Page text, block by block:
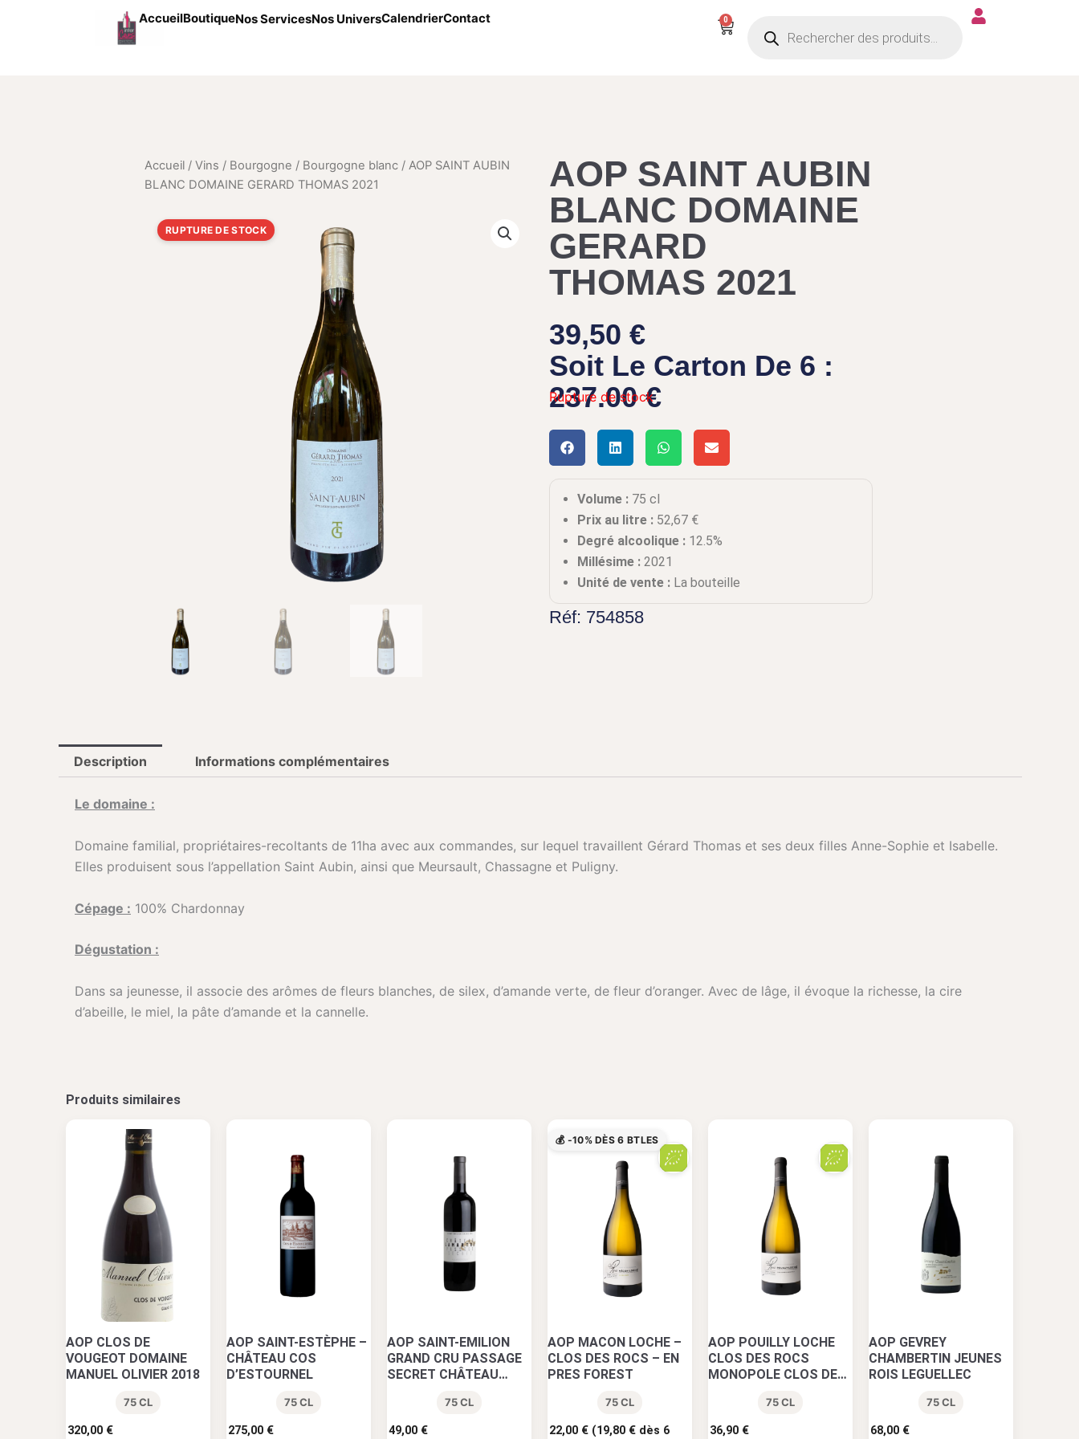
AccueilBoutiqueNos ServicesNos UniversCalendrierContact 0Panier
AOP SAINT AUBIN
BLANC DOMAINE
GERARD
THOMAS 2021
39,50 €
Soit Le Carton De 6 :
237.00 €
Rupture de stock
Volume : 75 cl
Prix au litre : 52,67 €
Degré alcoolique : 12.5%
Millésime : 2021
Unité de vente : La bouteille
Réf: 754858
Accueil / Vins / Bourgogne / Bourgogne blanc / AOP SAINT AUBIN
BLANC DOMAINE GERARD THOMAS 2021
RUPTURE DE STOCK
Description Informations complémentaires
Le domaine :
Domaine familial, propriétaires-recoltants de 11ha avec aux commandes, sur lequel travaillent Gérard Thomas et ses deux filles Anne-Sophie et Isabelle.
Elles produisent sous l’appellation Saint Aubin, ainsi que Meursault, Chassagne et Puligny.
Cépage : 100% Chardonnay
Dégustation :
Dans sa jeunesse, il associe des arômes de fleurs blanches, de silex, d’amande verte, de fleur d’oranger. Avec de lâge, il évoque la richesse, la cire
d’abeille, le miel, la pâte d’amande et la cannelle.
Produits similaires
AOP CLOS DE
VOUGEOT DOMAINE
MANUEL OLIVIER 2018
75 CL
320,00 €
AOP SAINT-ESTÈPHE –
CHÂTEAU COS
D’ESTOURNEL
75 CL
275,00 €
AOP SAINT-EMILION
GRAND CRU PASSAGE
SECRET CHÂTEAU
75 CL
49,00 €
💰 -10% DÈS 6 BTLES
AOP MACON LOCHE –
CLOS DES ROCS – EN
PRES FOREST
75 CL
22,00 € (19,80 € dès 6
AOP POUILLY LOCHE
CLOS DES ROCS
MONOPOLE CLOS DES
75 CL
36,90 €
AOP GEVREY
CHAMBERTIN JEUNES
ROIS LEGUELLEC
75 CL
68,00 €